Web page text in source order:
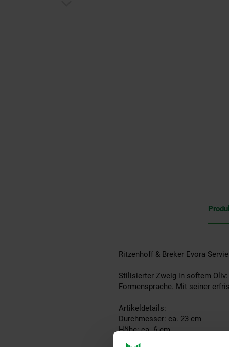
Ritzenhoff & Breker Evora
Stilisierter Zweig in softem
Formensprache. Mit seiner
Artikeldetails:
Durchmesser: ca. 23 cm
Höhe: ca. 6 cm